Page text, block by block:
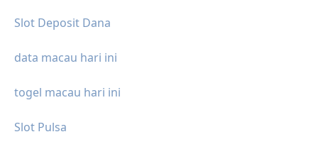
Slot Deposit Dana
data macau hari ini
togel macau hari ini
Slot Pulsa